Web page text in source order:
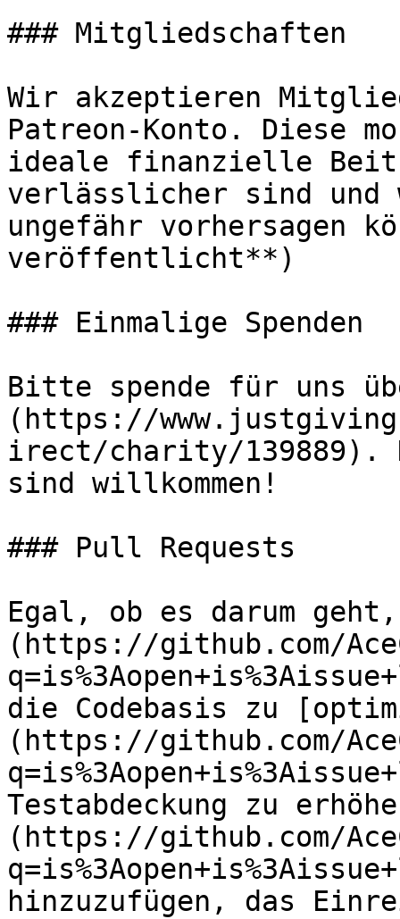
### Mitgliedschaften
Wir akzeptieren
Patreon-Konto. Diese
ideale finanzielle
verlässlicher sind und
ungefähr vorhersagen
veröffentlicht**)
### Einmalige Spenden
Bitte spende für uns
(https://
irect/charity/139889).
sind willkommen!
### Pull Requests
Egal, ob es darum
(https://github.com/
die Codebasis zu
(https://github.com/
Testabdeckung zu
(https://github.com/
hinzuzufügen, das